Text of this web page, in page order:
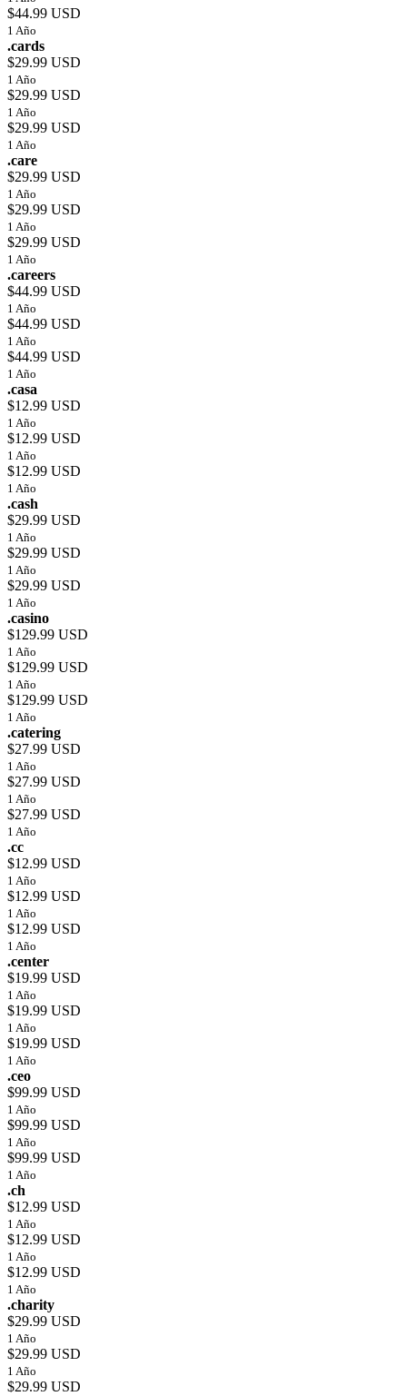
$44.99 USD
1 Año
.cards
$29.99 USD
1 Año
$29.99 USD
1 Año
$29.99 USD
1 Año
.care
$29.99 USD
1 Año
$29.99 USD
1 Año
$29.99 USD
1 Año
.careers
$44.99 USD
1 Año
$44.99 USD
1 Año
$44.99 USD
1 Año
.casa
$12.99 USD
1 Año
$12.99 USD
1 Año
$12.99 USD
1 Año
.cash
$29.99 USD
1 Año
$29.99 USD
1 Año
$29.99 USD
1 Año
.casino
$129.99 USD
1 Año
$129.99 USD
1 Año
$129.99 USD
1 Año
.catering
$27.99 USD
1 Año
$27.99 USD
1 Año
$27.99 USD
1 Año
.cc
$12.99 USD
1 Año
$12.99 USD
1 Año
$12.99 USD
1 Año
.center
$19.99 USD
1 Año
$19.99 USD
1 Año
$19.99 USD
1 Año
.ceo
$99.99 USD
1 Año
$99.99 USD
1 Año
$99.99 USD
1 Año
.ch
$12.99 USD
1 Año
$12.99 USD
1 Año
$12.99 USD
1 Año
.charity
$29.99 USD
1 Año
$29.99 USD
1 Año
$29.99 USD